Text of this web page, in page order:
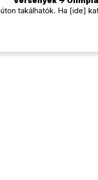
úton takálhatók. Ha [ide]